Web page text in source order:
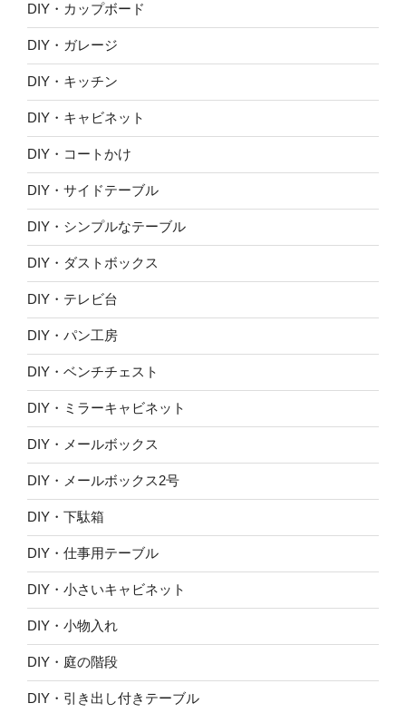
DIY・カップボード
DIY・ガレージ
DIY・キッチン
DIY・キャビネット
DIY・コートかけ
DIY・サイドテーブル
DIY・シンプルなテーブル
DIY・ダストボックス
DIY・テレビ台
DIY・パン工房
DIY・ベンチチェスト
DIY・ミラーキャビネット
DIY・メールボックス
DIY・メールボックス2号
DIY・下駄箱
DIY・仕事用テーブル
DIY・小さいキャビネット
DIY・小物入れ
DIY・庭の階段
DIY・引き出し付きテーブル